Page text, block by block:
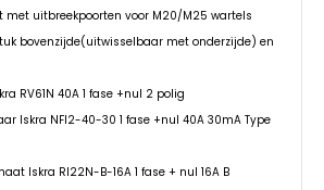
uitbreekpoorten voor M20/M25 wartels
bovenzijde(uitwisselbaar met onderzijde) en
RV61N 40A 1 fase +nul 2 polig
Iskra NFI2-40-30 1 fase +nul 40A 30mA Type
Iskra RI22N-B-16A 1 fase + nul 16A B